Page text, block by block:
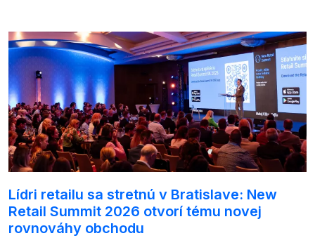
automatizaci, leadership i budoucnost role CFO.
Lídri retailu sa stretnú v Bratislave: New
Retail Summit 2026 otvorí tému novej
rovnováhy obchodu